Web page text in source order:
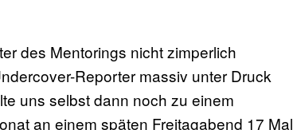
des Mentorings nicht zimperlich
Reporter massiv unter Druck
uns selbst dann noch zu einem
an einem späten Freitagabend 17 Mal